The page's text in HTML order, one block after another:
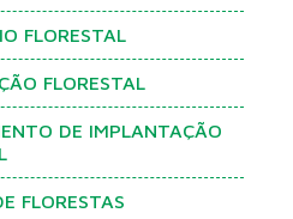
FLORESTAL
FLORESTAL
DE IMPLANTAÇÃO
FLORESTAS